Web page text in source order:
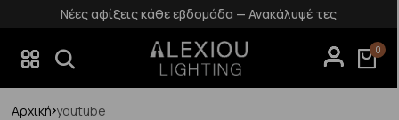
Νέες αφίξεις κάθε εβδομάδα — Ανακάλυψέ τες
0
Αρχική youtube